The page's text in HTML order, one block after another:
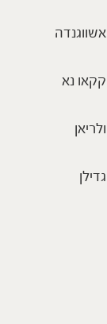
אשווגנדה
קקאו נא
ולריאן
גדילן